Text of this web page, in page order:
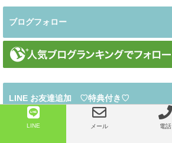
ブログフォロー
LINE お友達追加 ♡特典付き♡
LINE メール 電話